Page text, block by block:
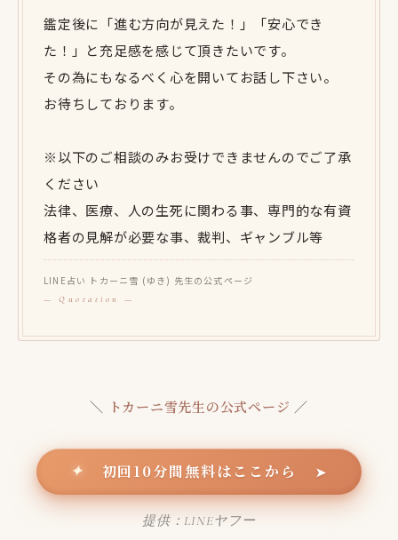
鑑定後に「進む方向が見えた！」「安心でき
た！」と充足感を感じて頂きたいです。
その為にもなるべく心を開いてお話し下さい。
お待ちしております。
※以下のご相談のみお受けできませんのでご了承
ください
法律、医療、人の生死に関わる事、専門的な有資
格者の見解が必要な事、裁判、ギャンブル等
LINE占い トカーニ雪 (ゆき) 先生の公式ページ
＼ トカーニ雪先生の公式ページ ／
✦ 初回10分間無料はここから ➤
提供：LINEヤフー